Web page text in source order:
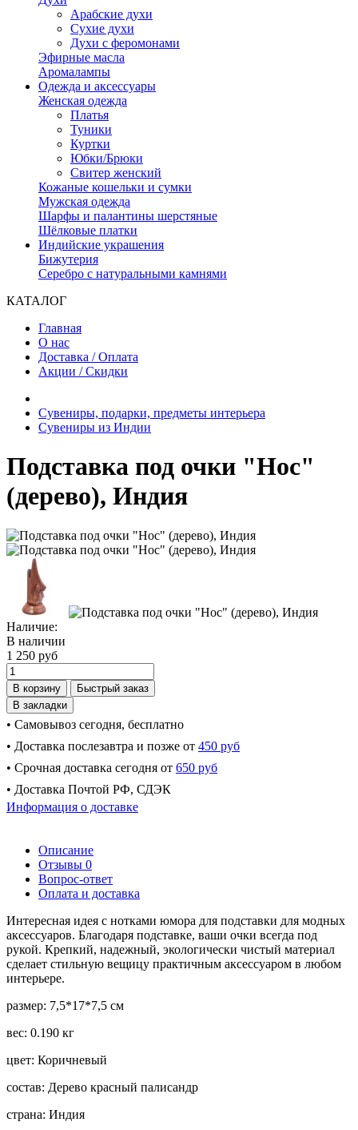
Арабские духи
Сухие духи
Духи с феромонами
Эфирные масла
Аромалампы
Одежда и аксессуары
Женская одежда
Платья
Туники
Куртки
Юбки/Брюки
Свитер женский
Кожаные кошельки и сумки
Мужская одежда
Шарфы и палантины шерстяные
Шёлковые платки
Индийские украшения
Бижутерия
Серебро с натуральными камнями
КАТАЛОГ
Главная
О нас
Доставка / Оплата
Акции / Скидки
Сувениры, подарки, предметы интерьера
Сувениры из Индии
Подставка под очки "Нос"
(дерево), Индия
Наличие:
В наличии
1 250 руб
В корзину
Быстрый заказ
В закладки
• Самовывоз сегодня, бесплатно
• Доставка послезавтра и позже от 450 руб
• Срочная доставка сегодня от 650 руб
• Доставка Почтой РФ, СДЭК
Информация о доставке
Описание
Отзывы 0
Вопрос-ответ
Оплата и доставка
Интересная идея с нотками юмора для подставки для модных
аксессуаров. Благодаря подставке, ваши очки всегда под
рукой. Крепкий, надежный, экологически чистый материал
сделает стильную вещицу практичным аксессуаром в любом
интерьере.
размер: 7,5*17*7,5 см
вес: 0.190 кг
цвет: Коричневый
состав: Дерево красный палисандр
страна: Индия